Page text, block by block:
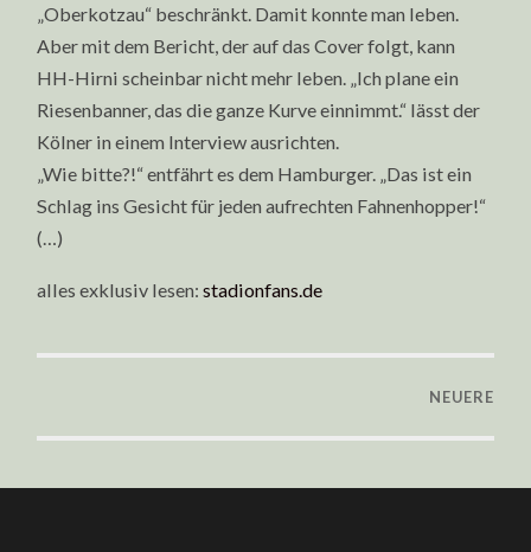
„Oberkotzau“ beschränkt. Damit konnte man leben.
Aber mit dem Bericht, der auf das Cover folgt, kann
HH-Hirni scheinbar nicht mehr leben. „Ich plane ein
Riesenbanner, das die ganze Kurve einnimmt.“ lässt der
Kölner in einem Interview ausrichten.
„Wie bitte?!“ entfährt es dem Hamburger. „Das ist ein
Schlag ins Gesicht für jeden aufrechten Fahnenhopper!“
(…)
alles exklusiv lesen:stadionfans.de
NEUERE